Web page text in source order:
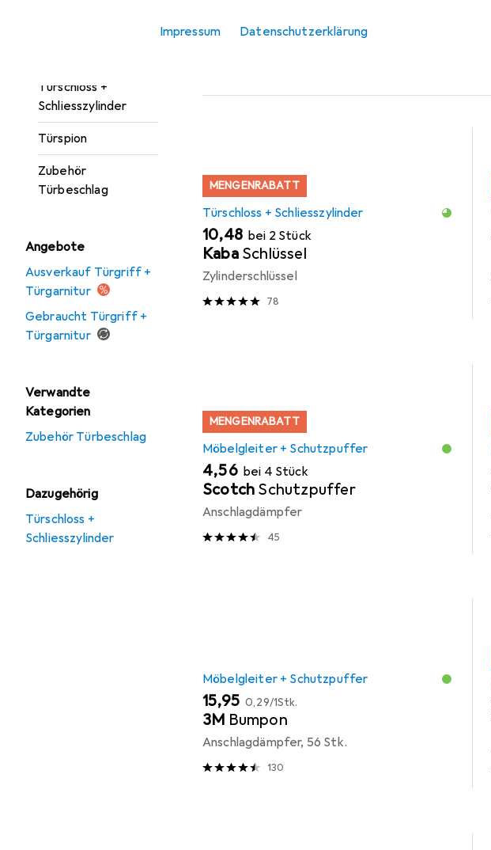
Impressum Datenschutzerklärung
Türschloss +
Schliesszylinder
Türspion
Zubehör
Türbeschlag
Angebote
Ausverkauf Türgriff +
Türgarnitur
Gebraucht Türgriff +
Türgarnitur
Verwandte
Kategorien
Zubehör Türbeschlag
Dazugehörig
Türschloss +
Schliesszylinder
Beliebt Türschloss + Schliesszylinder
MENGENRABATT
Türschloss + Schliesszylinder
EUR
10,48 bei 2 Stück
Kaba Schlüssel
Zylinderschlüssel
78
MENGENRABATT
Möbelgleiter + Schutzpuffer
EUR
4,56 bei 4 Stück
Scotch Schutzpuffer
Anschlagdämpfer
45
Möbelgleiter + Schutzpuffer
EUR
15,95 EUR
0,29/1Stk.
3M Bumpon
Anschlagdämpfer, 56 Stk.
130